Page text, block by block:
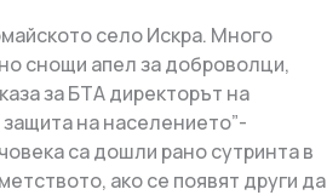
село Искра. Много
снощи апел за доброволци,
за БТА директорът на
на населението”-
са дошли рано сутринта в
ако се появят други да